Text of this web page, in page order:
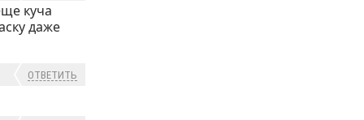
куча
даже
ОТВЕТИТЬ